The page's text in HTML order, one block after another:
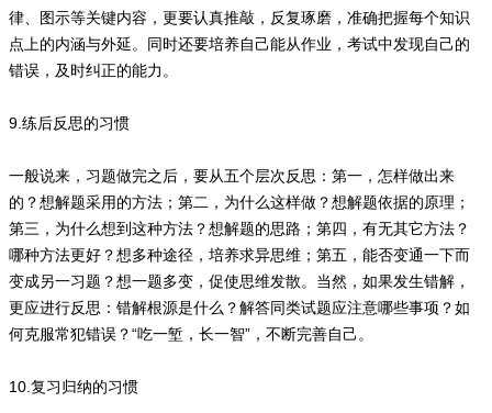
律、图示等关键内容，更要认真推敲，反复琢磨，准确把握每个知识
点上的内涵与外延。同时还要培养自己能从作业，考试中发现自己的
错误，及时纠正的能力。
9.练后反思的习惯
一般说来，习题做完之后，要从五个层次反思：第一，怎样做出来
的？想解题采用的方法；第二，为什么这样做？想解题依据的原理；
第三，为什么想到这种方法？想解题的思路；第四，有无其它方法？
哪种方法更好？想多种途径，培养求异思维；第五，能否变通一下而
变成另一习题？想一题多变，促使思维发散。当然，如果发生错解，
更应进行反思：错解根源是什么？解答同类试题应注意哪些事项？如
何克服常犯错误？“吃一堑，长一智”，不断完善自己。
10.复习归纳的习惯